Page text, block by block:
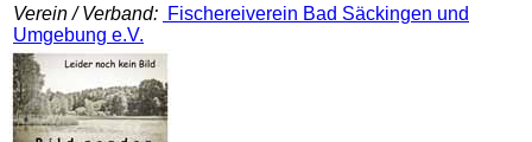
Verein / Verband: Fischereiverein Bad Säckingen und
Umgebung e.V.